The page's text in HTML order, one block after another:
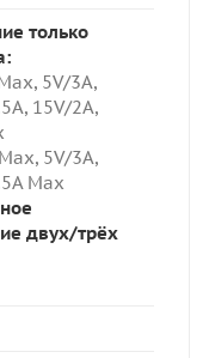
только
5V/3A,
15V/2A,
5V/3A,
Max
двух/трёх